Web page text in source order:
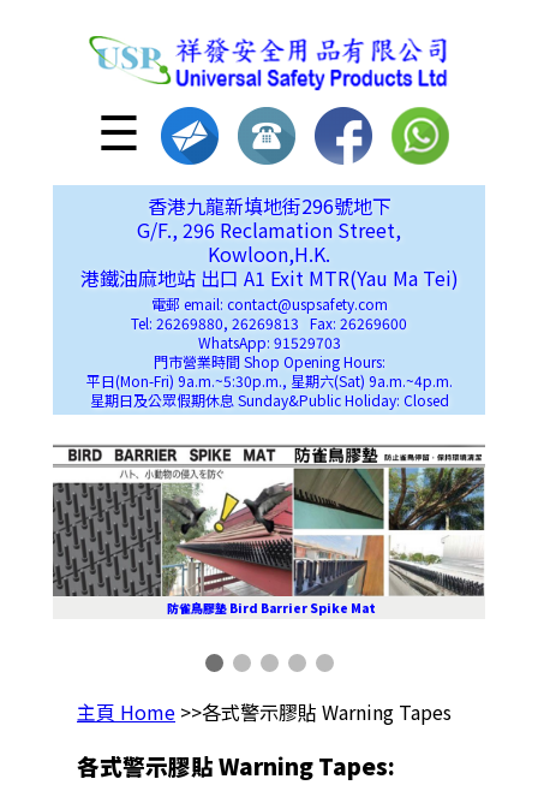
☰
香港九龍新填地街296號地下
G/F., 296 Reclamation Street,
Kowloon,H.K.
港鐵油麻地站 出口 A1 Exit MTR(Yau Ma Tei)
電郵 email: contact@uspsafety.com
Tel: 26269880, 26269813 Fax: 26269600
WhatsApp: 91529703
門市營業時間 Shop Opening Hours:
平日(Mon-Fri) 9a.m.~5:30p.m., 星期六(Sat) 9a.m.~4p.m.
星期日及公眾假期休息 Sunday&Public Holiday: Closed
防雀鳥膠墊 Bird Barrier Spike Mat
主頁 Home >>各式警示膠貼 Warning Tapes
各式警示膠貼 Warning Tapes: